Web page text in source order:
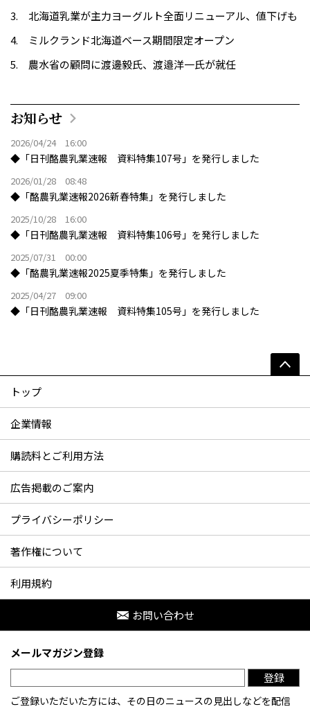
北海道乳業が主力ヨーグルト全面リニューアル、値下げも
ミルクランド北海道ベース期間限定オープン
農水省の顧問に渡邊毅氏、渡邉洋一氏が就任
お知らせ
2026/04/24 16:00
◆「日刊酪農乳業速報 資料特集107号」を発行しました
2026/01/28 08:48
◆「酪農乳業速報2026新春特集」を発行しました
2025/10/28 16:00
◆「日刊酪農乳業速報 資料特集106号」を発行しました
2025/07/31 00:00
◆「酪農乳業速報2025夏季特集」を発行しました
2025/04/27 09:00
◆「日刊酪農乳業速報 資料特集105号」を発行しました
トップ
企業情報
購読料とご利用方法
広告掲載のご案内
プライバシーポリシー
著作権について
利用規約
お問い合わせ
メールマガジン登録
登録
ご登録いただいた方には、その日のニュースの見出しなどを配信